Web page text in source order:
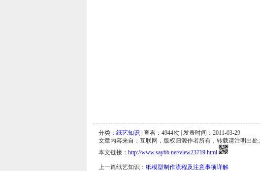
分类： 纸艺知识 | 查看： 4944次 | 发表时间：2011-03-29
文章内容来自：互联网，版权归源作者所有，转载请注明出处。
本文链接： http://www.saybb.net/view23719.html
上一篇纸艺知识： 纸模型制作流程及注意事项详解